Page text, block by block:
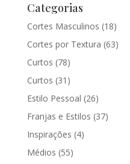
Categorias
Cortes Masculinos (18)
Cortes por Textura (63)
Curtos (78)
Curtos (31)
Estilo Pessoal (26)
Franjas e Estilos (37)
Inspirações (4)
Médios (55)